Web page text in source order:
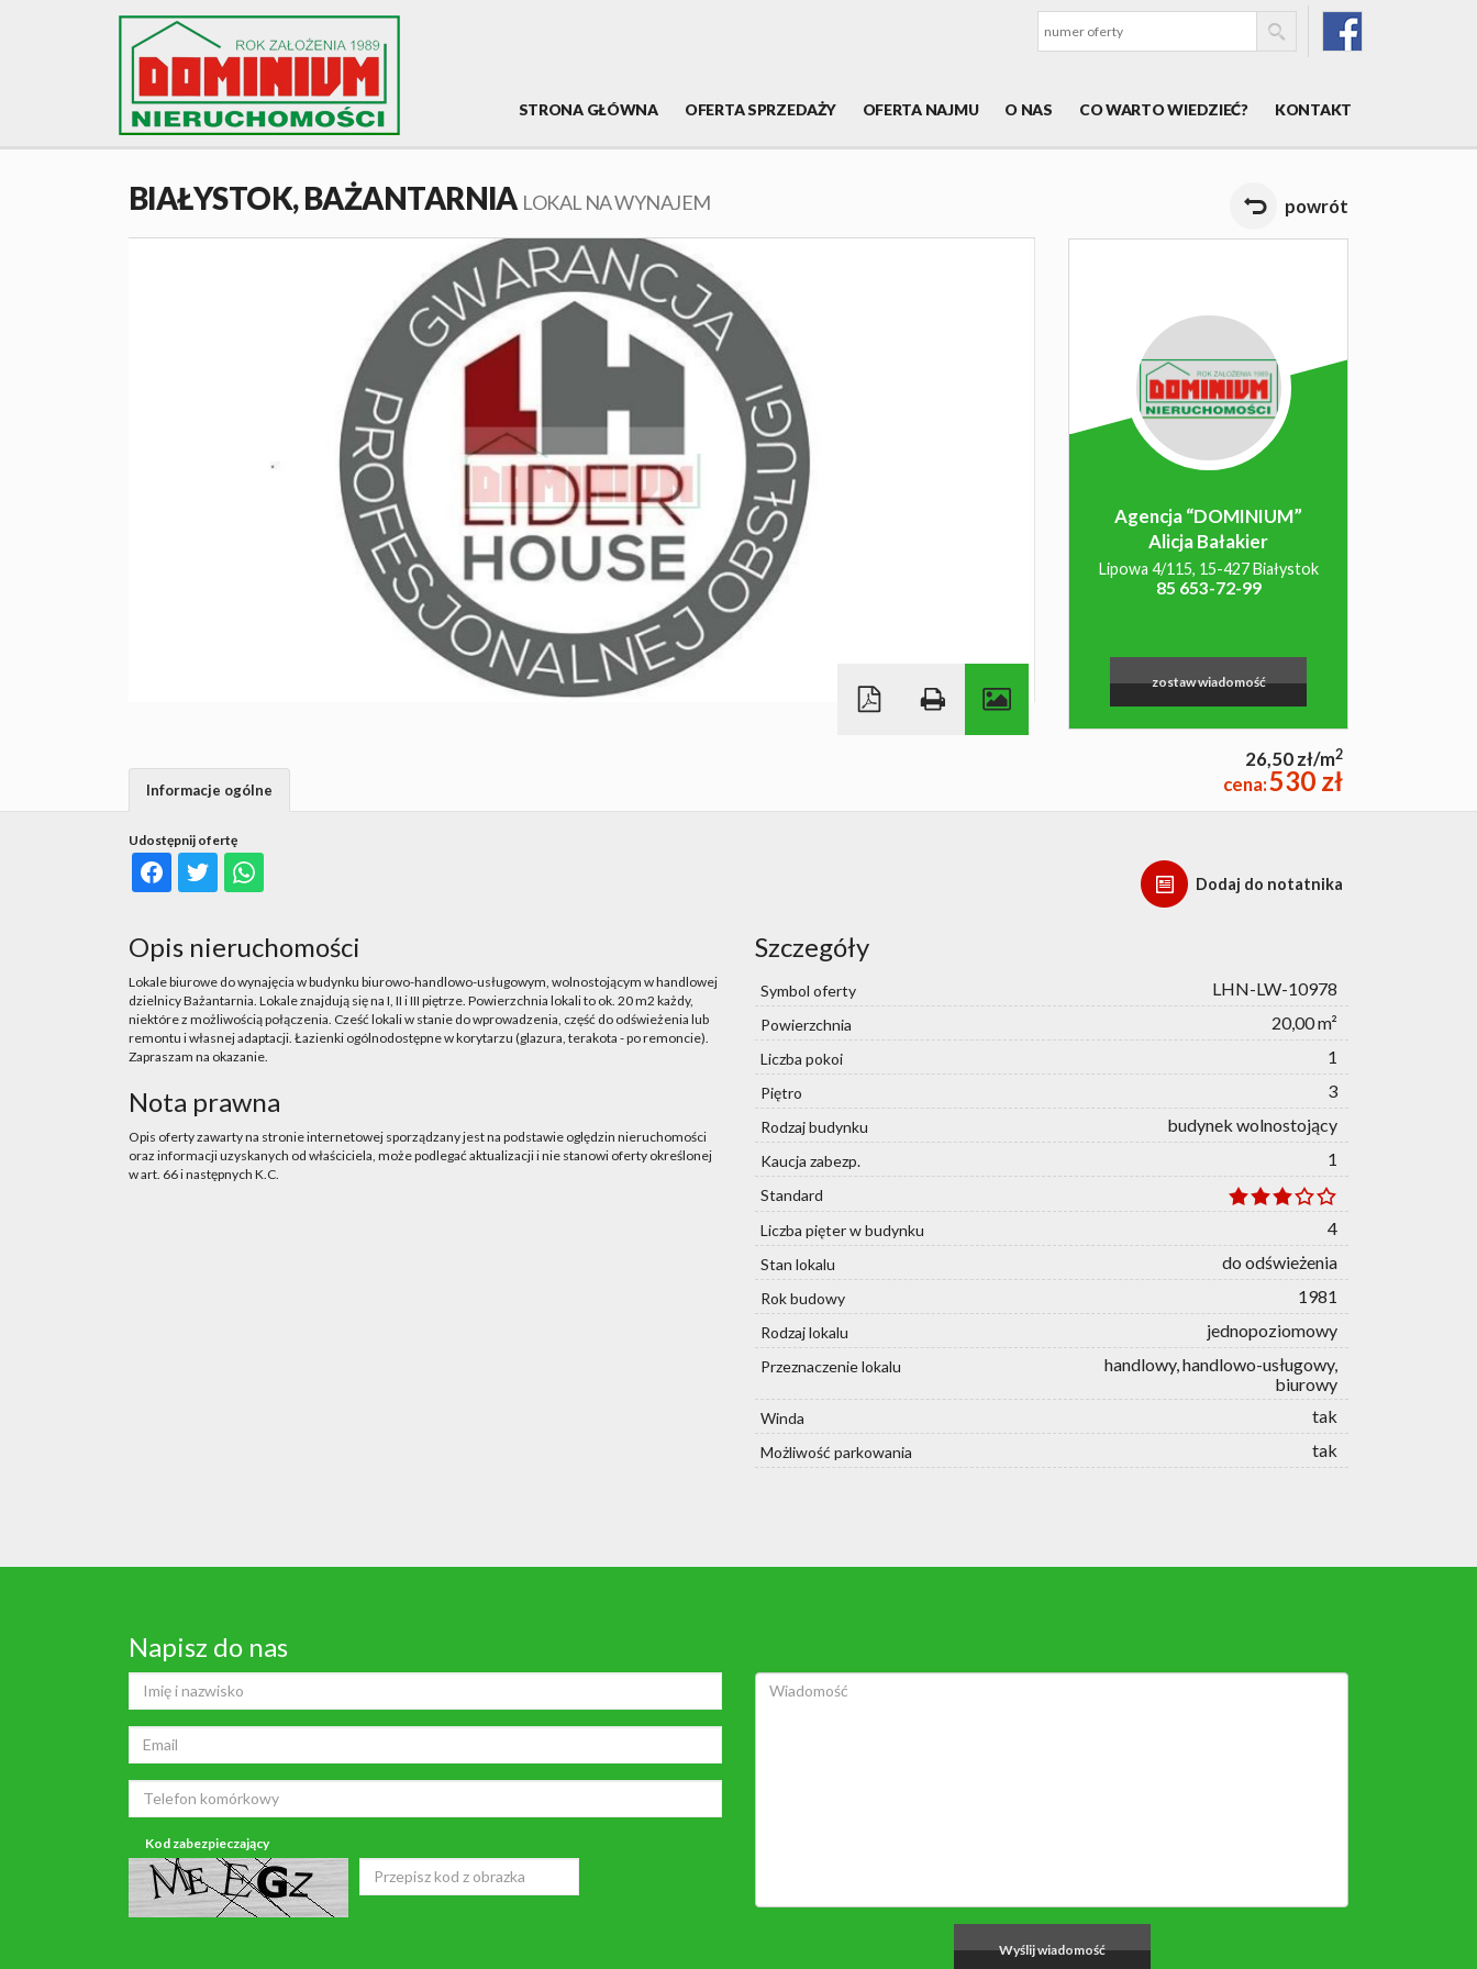
STRONA GŁÓWNA OFERTA SPRZEDAŻY OFERTA NAJMU O NAS CO WARTO WIEDZIEĆ? KONTAKT
BIAŁYSTOK,BAŻANTARNIA LOKAL NA WYNAJEM powrót
Agencja “DOMINIUM”
Alicja Bałakier
Lipowa 4/115, 15-427 Białystok
85 653-72-99
zostaw wiadomość
26,50 zł/m2
cena:530 zł
Dodaj do notatnika
Udostępnij ofertę
Informacje ogólne
Opis nieruchomości
Lokale biurowe do wynajęcia w budynku biurowo-handlowo-usługowym, wolnostojącym w handlowej
dzielnicy Bażantarnia. Lokale znajdują się na I, II i III piętrze. Powierzchnia lokali to ok. 20 m2 każdy,
niektóre z możliwością połączenia. Cześć lokali w stanie do wprowadzenia, część do odświeżenia lub
remontu i własnej adaptacji. Łazienki ogólnodostępne w korytarzu (glazura, terakota - po remoncie).
Zapraszam na okazanie.
Nota prawna
Opis oferty zawarty na stronie internetowej sporządzany jest na podstawie oględzin nieruchomości
oraz informacji uzyskanych od właściciela, może podlegać aktualizacji i nie stanowi oferty określonej
w art. 66 i następnych K.C.
Szczegóły
Symbol oferty LHN-LW-10978
Powierzchnia 20,00 m²
Liczba pokoi 1
Piętro 3
Rodzaj budynku budynek wolnostojący
Kaucja zabezp. 1
Standard
Liczba pięter w budynku
4
Stan lokalu do odświeżenia
Rok budowy 1981
Rodzaj lokalu jednopoziomowy
Przeznaczenie lokalu
handlowy, handlowo-usługowy,
biurowy
Winda tak
Możliwość parkowania tak
Napisz do nas
Kod zabezpieczający